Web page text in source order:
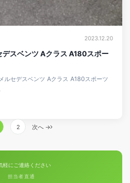
2023.12.20
デスベンツ Aクラス A180スポー
ルセデスベンツ Aクラス A180スポーツ
2 次へ →
軽にご連絡ください
担当者直通